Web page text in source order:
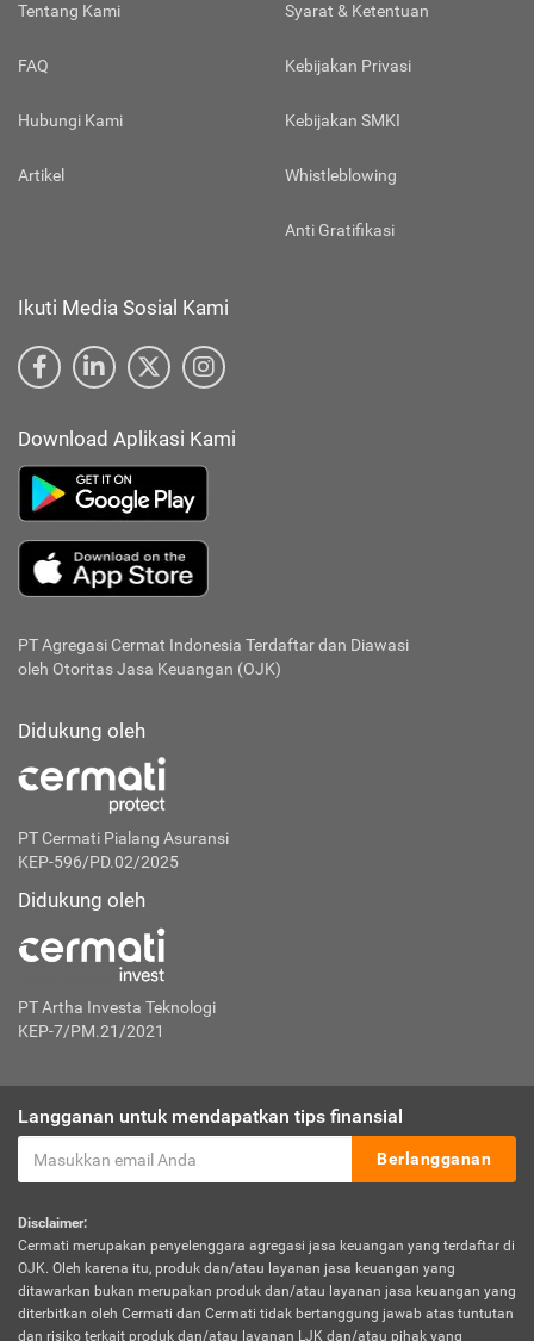
Tentang Kami
FAQ
Hubungi Kami
Artikel
Syarat & Ketentuan
Kebijakan Privasi
Kebijakan SMKI
Whistleblowing
Anti Gratifikasi
Ikuti Media Sosial Kami
Download Aplikasi Kami
PT Agregasi Cermat Indonesia Terdaftar dan Diawasi
oleh Otoritas Jasa Keuangan (OJK)
Didukung oleh
PT Cermati Pialang Asuransi
KEP-596/PD.02/2025
Didukung oleh
PT Artha Investa Teknologi
KEP-7/PM.21/2021
Langganan untuk mendapatkan tips finansial
Berlangganan
Disclaimer:
Cermati merupakan penyelenggara agregasi jasa keuangan yang terdaftar di
OJK. Oleh karena itu, produk dan/atau layanan jasa keuangan yang
ditawarkan bukan merupakan produk dan/atau layanan jasa keuangan yang
diterbitkan oleh Cermati dan Cermati tidak bertanggung jawab atas tuntutan
dan risiko terkait produk dan/atau layanan LJK dan/atau pihak yang